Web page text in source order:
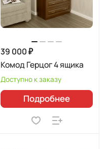
39 000 ₽
Комод Герцог 4 ящика
Доступно к заказу
Подробнее